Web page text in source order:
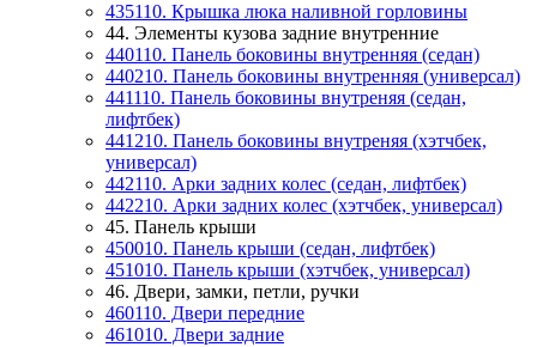
435110. Крышка люка наливной горловины
44. Элементы кузова задние внутренние
440110. Панель боковины внутренняя (седан)
440210. Панель боковины внутренняя (универсал)
441110. Панель боковины внутреняя (седан,
лифтбек)
441210. Панель боковины внутреняя (хэтчбек,
универсал)
442110. Арки задних колес (седан, лифтбек)
442210. Арки задних колес (хэтчбек, универсал)
45. Панель крыши
450010. Панель крыши (седан, лифтбек)
451010. Панель крыши (хэтчбек, универсал)
46. Двери, замки, петли, ручки
460110. Двери передние
461010. Двери задние